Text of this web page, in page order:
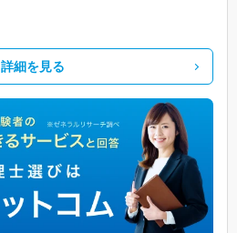
詳細を見る